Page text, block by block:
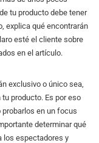
tu producto debe tener
explica qué encontrarán
esté el cliente sobre
​​en el artículo.
exclusivo o único sea,
producto. Es por eso
en un focus
determinar qué
los espectadores y